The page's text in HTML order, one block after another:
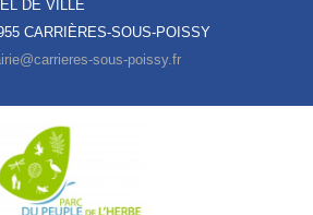
DE VILLE
CARRIÈRES-SOUS-POISSY